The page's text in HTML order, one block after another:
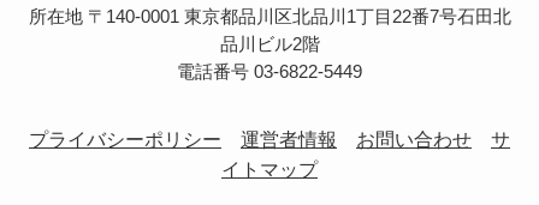
所在地 〒140-0001 東京都品川区北品川1丁目22番7号石田北
品川ビル2階
電話番号 03-6822-5449
プライバシーポリシー 運営者情報 お問い合わせ
サ
イトマップ